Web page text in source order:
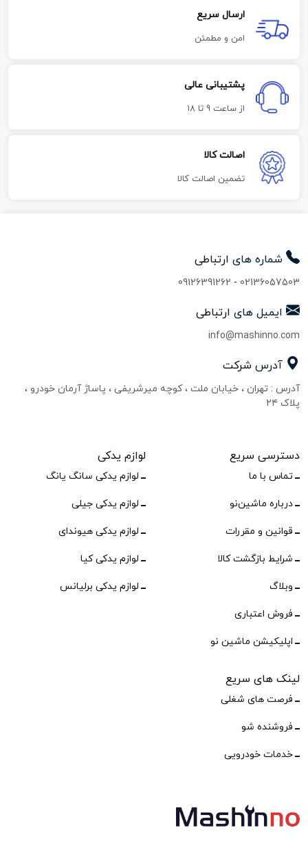
ارسال سریع
امن و مطمئن
پشتیبانی عالی
از ساعت 9 تا 18
اصالت کالا
تضمین اصالت کالا
شماره های ارتباطی
02136057503
-
09126391262
ایمیل های ارتباطی
info@mashinno.com
آدرس شرکت
آدرس : تهران ، خیابان ملت ، کوچه میرشریفی ، پاساژ آرمان خودرو ،
پلاک ۲۴
دسترسی سریع
تماس با ما
درباره ماشین‌نو
قوانین و مقررات
شرایط بازگشت کالا
وبلاگ
فروش اعتباری
اپلیکیشن ماشین نو
لوازم یدکی
لوازم یدکی سانگ یانگ
لوازم یدکی جیلی
لوازم یدکی هیوندای
لوازم یدکی کیا
لوازم یدکی برلیانس
لینک های سریع
فرصت های شغلی
فروشنده شو
خدمات خودرویی